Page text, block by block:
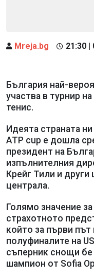
Mreja.bg 21:30 |
България най-
участва в турнир
тенис.
Идеята страната
ATP cup e дошла
президент на
изпълнителния
Крейг Тили и
централа.
Голямо значение
страхотното
който за първи път
полуфиналите на
съперник снощи
шампион от Sofia